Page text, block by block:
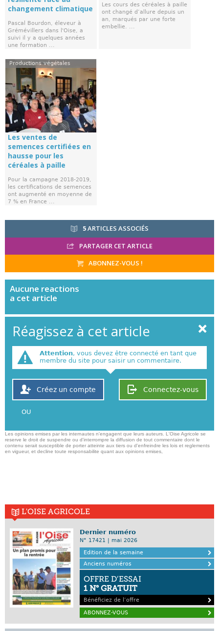
changement climatique
Pascal Bourdon, éleveur à
Grémévillers dans l'Oise, a
suivi il y a quelques années
une formation ...
Les cours des céréales à paille
ont changé d’allure depuis un
an, marqués par une forte
embellie. ...
Productions végétales
Les ventes de
semences certifiées en
hausse pour les
céréales à paille
Pour la campagne 2018-2019,
les certifications de semences
ont augmenté en moyenne de
7 % en France ...
5ARTICLES ASSOCIÉS
PARTAGER CET ARTICLE
ABONNEZ-VOUS !
Aucune reactions
a cet article
Réagissez à cet article
Attention, vous devez être connecté en tant que
membre du site pour saisir un commentaire.
Connectez-vous
Créez un compte
OU
Les opinions emises par les internautes n'engagent que leurs auteurs. L'Oise Agricole se
reserve le droit de suspendre ou d'interrompre la diffusion de tout commentaire dont le
contenu serait susceptible de porter atteinte aux tiers ou d'enfreindre les lois et reglements
en vigueur, et decline toute responsabilite quant aux opinions emises,
L'OISE AGRICOLE
Dernier numéro
N° 17421 | mai 2026
Edition de la semaine
Anciens numéros
OFFRE D’ESSAI
1 N° GRATUIT
Bénéficiez de l’offre
ABONNEZ-VOUS